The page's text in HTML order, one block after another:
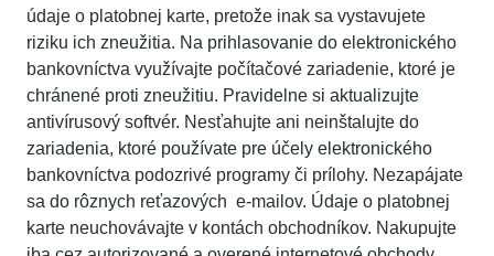
údaje o platobnej karte, pretože inak sa vystavujete
riziku ich zneužitia. Na prihlasovanie do elektronického
bankovníctva využívajte počítačové zariadenie, ktoré je
chránené proti zneužitiu. Pravidelne si aktualizujte
antivírusový softvér. Nesťahujte ani neinštalujte do
zariadenia, ktoré používate pre účely elektronického
bankovníctva podozrivé programy či prílohy. Nezapájate
sa do rôznych reťazových e-mailov. Údaje o platobnej
karte neuchovávajte v kontách obchodníkov. Nakupujte